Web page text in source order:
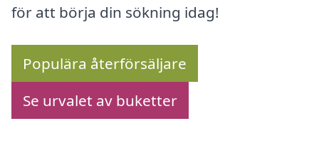
för att börja din sökning idag!
Populära återförsäljare
Se urvalet av buketter